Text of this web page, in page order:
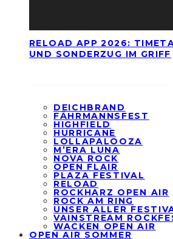
RELOAD APP 2026:
UND SONDERZUG IM GRIFF
DEICHBRAND
FÄHRMANNSFEST
HIGHFIELD
HURRICANE
LOLLAPALOOZA
M’ERA LUNA
NOVA ROCK
OPEN FLAIR
PLAZA FESTIVAL
RELOAD
ROCKHARZ OPEN AIR
ROCK AM RING
UNSER ALLER
VAINSTREAM
WACKEN OPEN AIR
OPEN AIR SOMMER